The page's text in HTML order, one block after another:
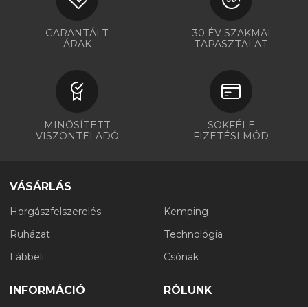
GARANTÁLT
ÁRAK
30 ÉV SZAKMAI
TAPASZTALAT
MINŐSÍTETT
VISZONTELADÓ
SOKFÉLE
FIZETÉSI MÓD
VÁSÁRLÁS
Horgászfelszerelés
Ruházat
Lábbeli
Kemping
Technológia
Csónak
INFORMÁCIÓ RÓLUNK